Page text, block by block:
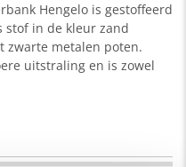
Hengelo is gestoffeerd
stof in de kleur zand
zwarte metalen poten.
uitstraling en is zowel
modern interieur.
afwijken van de
kleur is die je zoekt?